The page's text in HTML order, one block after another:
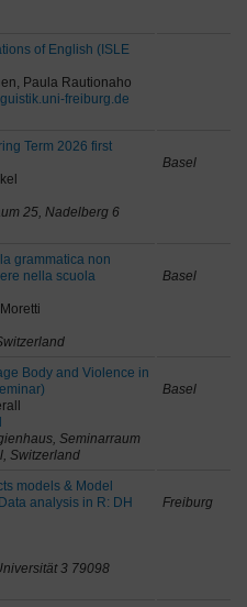
of English (ISLE
Paula Rautionaho
freiburg.de
Term 2026 first
25, Nadelberg 6
Basel
grammatica non
nella scuola
Basel
Body and Violence in
Seminarraum
Switzerland
Basel
models & Model
analysis in R: DH
3 79098
Freiburg